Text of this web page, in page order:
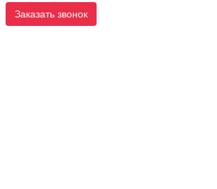
Заказать звонок